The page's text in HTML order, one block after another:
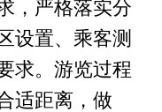
，严格落实分
设置、乘客测
求。游览过程
适距离，做